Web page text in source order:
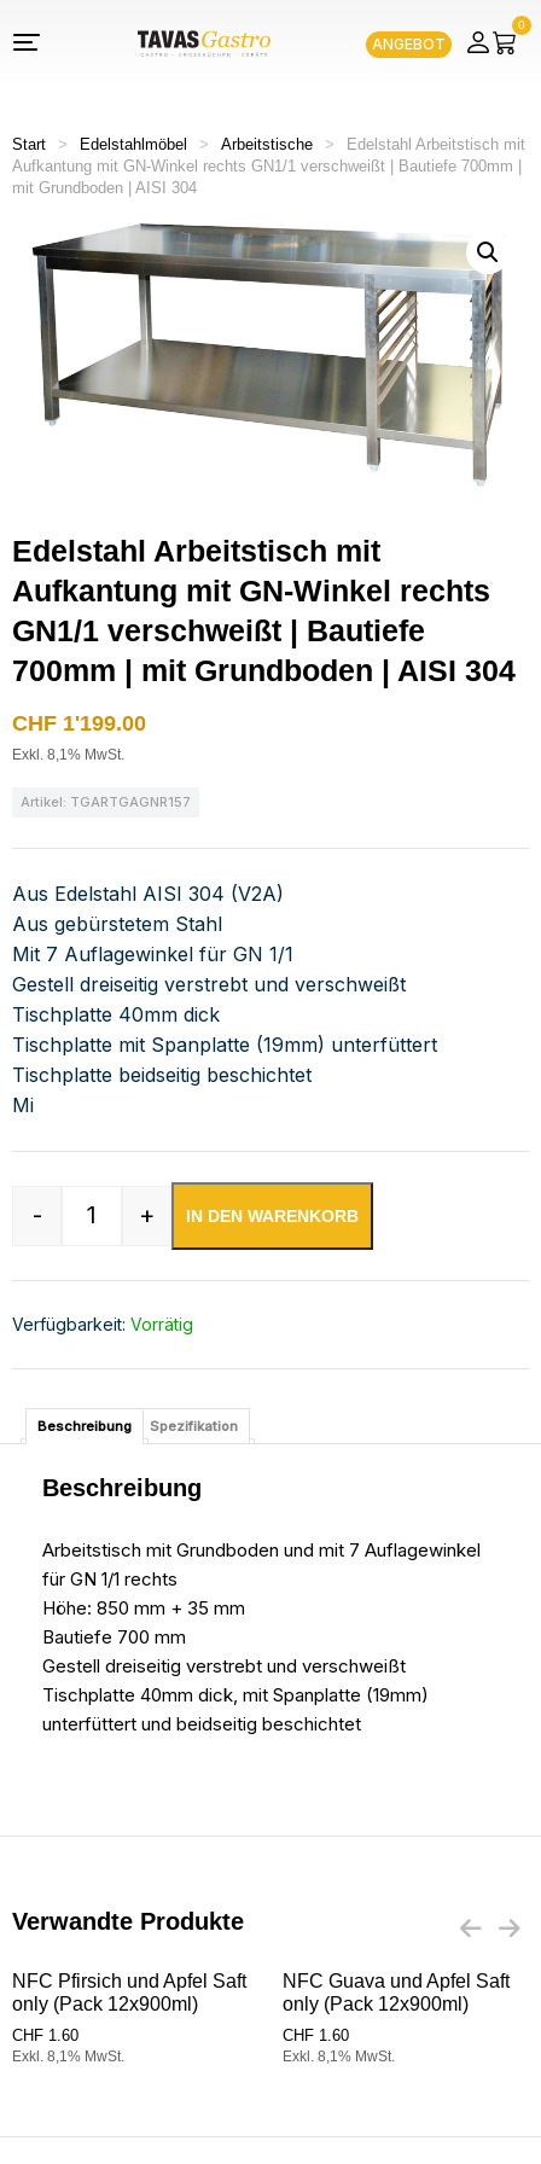
ANGEBOT
0
Start > Edelstahlmöbel > Arbeitstische >
Edelstahl Arbeitstisch mit
Aufkantung mit GN-Winkel rechts GN1/1 verschweißt | Bautiefe 700mm |
mit Grundboden | AISI 304
Edelstahl Arbeitstisch mit
Aufkantung mit GN-Winkel rechts
GN1/1 verschweißt | Bautiefe
700mm | mit Grundboden | AISI 304
CHF 1'199.00
Exkl. 8,1% MwSt.
Artikel: TGARTGAGNR157
Aus Edelstahl AISI 304 (V2A)
Aus gebürstetem Stahl
Mit 7 Auflagewinkel für GN 1/1
Gestell dreiseitig verstrebt und verschweißt
Tischplatte 40mm dick
Tischplatte mit Spanplatte (19mm) unterfüttert
Tischplatte beidseitig beschichtet
Mi
Edelstahl Arbeitstisch mit Aufkantung mit GN-
- + IN DEN WARENKORB
Verfügbarkeit: Vorrätig
Beschreibung Spezifikation
Beschreibung
Arbeitstisch mit Grundboden und mit 7 Auflagewinkel
für GN 1/1 rechts
Höhe: 850 mm + 35 mm
Bautiefe 700 mm
Gestell dreiseitig verstrebt und verschweißt
Tischplatte 40mm dick, mit Spanplatte (19mm)
unterfüttert und beidseitig beschichtet
Verwandte Produkte
NFC Pfirsich und Apfel Saft
only (Pack 12x900ml)
CHF 1.60
Exkl. 8,1% MwSt.
NFC Guava und Apfel Saft
only (Pack 12x900ml)
CHF 1.60
Exkl. 8,1% MwSt.